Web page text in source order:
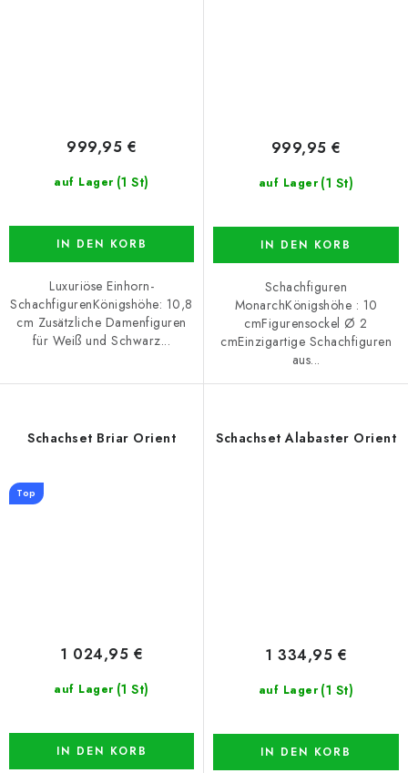
auf Lager (1 St)
999,95 €
IN DEN KORB
Luxuriöse Einhorn-
SchachfigurenKönigshöhe: 10,8
cm Zusätzliche Damenfiguren
für Weiß und Schwarz...
auf Lager (1 St)
999,95 €
IN DEN KORB
Schachfiguren
MonarchKönigshöhe : 10
cmFigurensockel Ø 2
cmEinzigartige Schachfiguren
aus...
Schachset Briar Orient
Top
auf Lager (1 St)
1 024,95 €
IN DEN KORB
Schachset Alabaster Orient
auf Lager (1 St)
1 334,95 €
IN DEN KORB